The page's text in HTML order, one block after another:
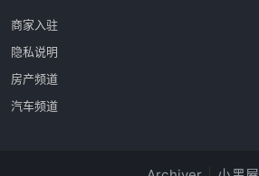
商家入驻
隐私说明
房产频道
汽车频道